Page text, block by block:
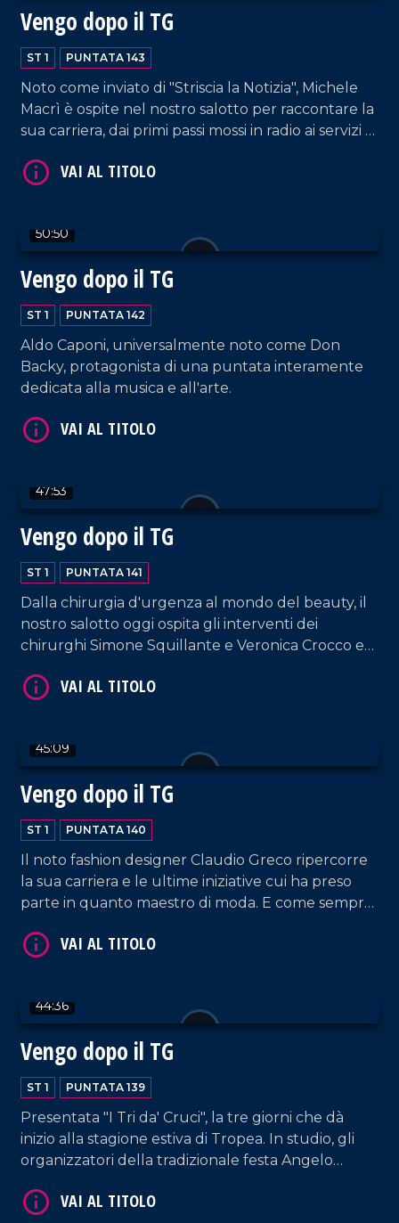
Vengo dopo il TG
ST 1 PUNTATA 143
Noto come inviato di "Striscia la Notizia", Michele
Macrì è ospite nel nostro salotto per raccontare la
sua carriera, dai primi passi mossi in radio ai servizi di
50:50
Vengo dopo il TG
ST 1 PUNTATA 142
Aldo Caponi, universalmente noto come Don
Backy, protagonista di una puntata interamente
dedicata alla musica e all'arte.
47:53
Vengo dopo il TG
ST 1 PUNTATA 141
Dalla chirurgia d'urgenza al mondo del beauty, il
nostro salotto oggi ospita gli interventi dei
chirurghi Simone Squillante e Veronica Crocco e
"Kate Sherasade Vibo Valentia", supportata dal
45:09
Vengo dopo il TG
ST 1 PUNTATA 140
Il noto fashion designer Claudio Greco ripercorre
la sua carriera e le ultime iniziative cui ha preso
parte in quanto maestro di moda. E come sempre,
44:36
Vengo dopo il TG
ST 1 PUNTATA 139
Presentata "I Tri da' Cruci", la tre giorni che dà
inizio alla stagione estiva di Tropea. In studio, gli
organizzatori della tradizionale festa Angelo
Cricelli, membri dell'omonima associazione storico-
VAI AL TITOLO
VAI AL TITOLO
VAI AL TITOLO
VAI AL TITOLO
VAI AL TITOLO